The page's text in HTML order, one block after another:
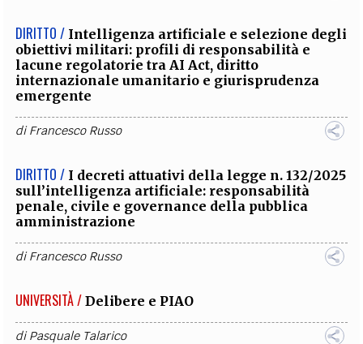
DIRITTO / Intelligenza artificiale e selezione degli
obiettivi militari: profili di responsabilità e
lacune regolatorie tra AI Act, diritto
internazionale umanitario e giurisprudenza
emergente
diFrancesco Russo
DIRITTO / I decreti attuativi della legge n. 132/2025
sull’intelligenza artificiale: responsabilità
penale, civile e governance della pubblica
amministrazione
diFrancesco Russo
UNIVERSITÀ / Delibere e PIAO
diPasquale Talarico